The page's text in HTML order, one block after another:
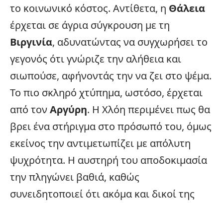
το κοινωνικό κόστος. Αντίθετα, η Θάλεια
έρχεται σε άγρια σύγκρουση με τη
Βιργινία, αδυνατώντας να συγχωρήσει το
γεγονός ότι γνώριζε την αλήθεια και
σιωπούσε, αφήνοντάς την να ζει στο ψέμα.
Το πιο σκληρό χτύπημα, ωστόσο, έρχεται
από τον Αργύρη. Η Χλόη περιμένει πως θα
βρει ένα στήριγμα στο πρόσωπό του, όμως
εκείνος την αντιμετωπίζει με απόλυτη
ψυχρότητα. Η αυστηρή του αποδοκιμασία
την πληγώνει βαθιά, καθώς
συνειδητοποιεί ότι ακόμα και δικοί της